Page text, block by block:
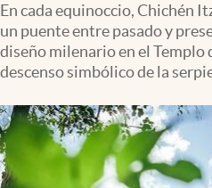
Clima
Espiritualidad
abre en nueva pestaña
México
En cada equinoccio, Chichén
un puente entre pasado y
diseño milenario en el Templo
descenso simbólico de la